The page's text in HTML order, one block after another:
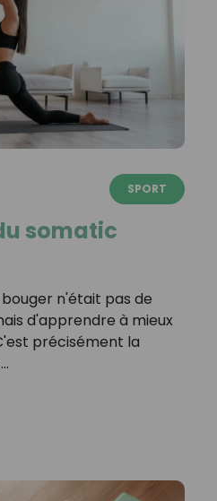
SPORT
somatic
n'était pas de
d'apprendre à mieux
précisément la